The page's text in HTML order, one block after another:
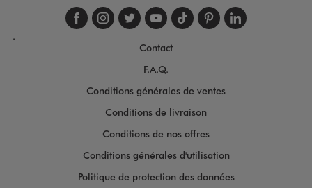
Suivez-nous sur
Suivez-nous sur
Suivez-nous sur
Suivez-nous
Suivez-nous
Suivez-
.
Contact
F.A.Q.
Conditions générales de ventes
Conditions de livraison
Conditions de nos offres
Conditions générales d'utilisation
Politique de protection des données